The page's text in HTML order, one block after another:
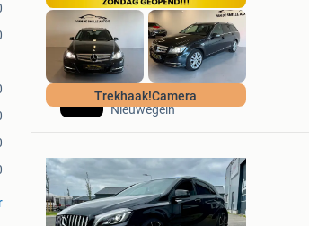
Trekhaak!Camera
Van De Snelle Auto’s
Nieuwegein
Mijn
Favorieten